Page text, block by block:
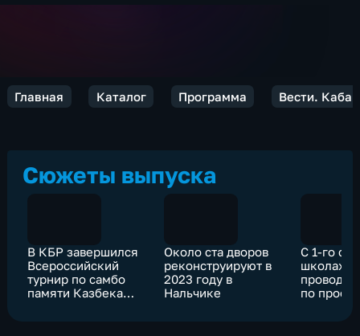
Главная Каталог Программа Вести.
Сюжеты выпуска
В КБР завершился
Всероссийский
турнир по самбо
памяти Казбека
Около ста дворов
реконструируют в
2023 году в
Нальчике
С 1-го
школах
по